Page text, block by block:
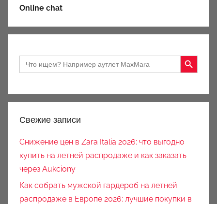
Online chat
Search
for:
Search Button
Свежие записи
Снижение цен в Zara Italia 2026: что выгодно
купить на летней распродаже и как заказать
через Aukciony
Как собрать мужской гардероб на летней
распродаже в Европе 2026: лучшие покупки в